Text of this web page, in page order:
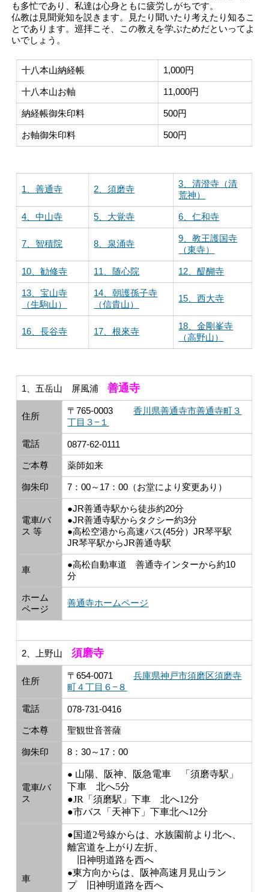
も多忙であり、私達は心身ともに疲労しがちです。
仏教は見聞覚知を説きます。見たり聞いたり考えたり知るこ
とであります。巡拝こそ、この教えを学ぶためだといってよ
いでしょう。
十八本山納経帳 1,000円
十八本山お軸 11,000円
納経帳御朱印料 500円
お軸御朱印料 500円
1、善通寺 2、須磨寺
3、清澄寺（清
荒神）
4、中山寺 5、大覚寺 6、仁和寺
7、智積院 8、泉涌寺
9、教王護国寺
（東寺）
10、勧修寺 11、随心院 12、醍醐寺
13、宝山寺
（生駒山）
14、朝護孫子寺
（信貴山）
15、西大寺
16、長谷寺 17、根來寺
18、金剛峯寺
（高野山）
1、五岳山 屏風浦善通寺
住所
〒765-0003香川県善通寺市善通寺町３
丁目３−１
電話 0877-62-0111
ご本尊 薬師如来
御朱印 7：00～17：00（お堂により変更あり）
電車/バ
ス 等
●JR善通寺駅から徒歩約20分
●JR善通寺駅からタクシー約3分
●高松空港から高速バス(45分）JR琴平駅
JR琴平駅からJR善通寺駅
車
●高松自動車道 善通寺インターから約10
分
ホーム
ページ
善通寺ホームページ
2、上野山須磨寺
住所
〒654-0071兵庫県神戸市須磨区須磨寺
町４丁目６−８
電話 078-731-0416
ご本尊 聖観世音菩薩
御朱印 8：30～17：00
電車/バ
ス
● 山陽、阪神、阪急電車 「須磨寺駅」
下車 北へ5分
●JR「須磨駅」下車 北へ12分
●市バス「天神下」下車北へ12分
車
●国道2号線からは、水族園前より北へ、
離宮道を上がり左折、
旧神明道路を西へ
●東方向からは、阪神高速月見山ラン
プ 旧神明道路を西へ